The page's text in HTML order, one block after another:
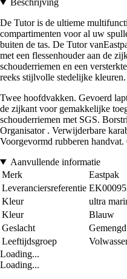
Beschrijving
De Tutor is de ultieme
compartimenten voor al uw
buiten de tas. De Tutor
met een flessenhouder aan de
schouderriemen en een
reeks stijlvolle stedelijke kleuren.
Twee hoofdvakken. Gevoerd
de zijkant voor gemakkelijke
schouderriemen met SGS.
Organisator . Verwijderbare
Voorgevormd rubberen
Aanvullende informatie
Merk
Eastpak
Leveranciersreferentie
Kleur
ultra
Kleur
Blauw
Geslacht
Gemengd
Leeftijdsgroep
Loading...
Loading...